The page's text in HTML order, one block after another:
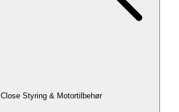
Close Styring & Motortilbehør